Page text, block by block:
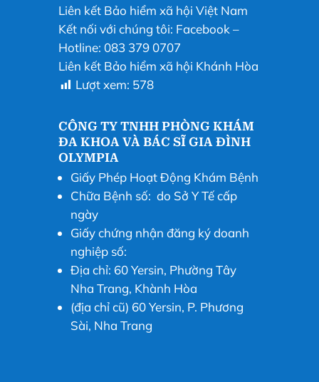
Liên kết Bảo hiểm xã hội Việt Nam
Kết nối với chúng tôi: Facebook –
Hotline: 083 379 0707
Liên kết Bảo hiểm xã hội Khánh Hòa
Lượt xem: 578
CÔNG TY TNHH PHÒNG KHÁM
ĐA KHOA VÀ BÁC SĨ GIA ĐÌNH
OLYMPIA
Giấy Phép Hoạt Động Khám Bệnh
Chữa Bệnh số: do Sở Y Tế cấp
ngày
Giấy chứng nhận đăng ký doanh
nghiệp số:
Địa chỉ: 60 Yersin, Phường Tây
Nha Trang, Khành Hòa
(địa chỉ cũ) 60 Yersin, P. Phương
Sài, Nha Trang